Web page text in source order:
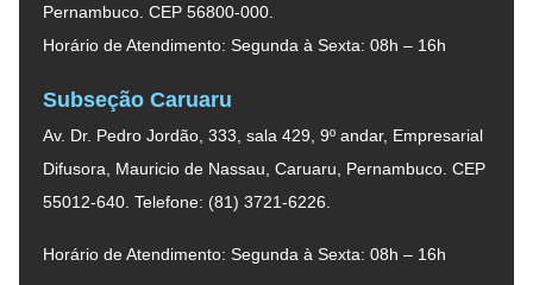
Pernambuco. CEP 56800-000.
Horário de Atendimento: Segunda à Sexta: 08h – 16h
Subseção Caruaru
Av. Dr. Pedro Jordão, 333, sala 429, 9º andar, Empresarial
Difusora, Mauricio de Nassau, Caruaru, Pernambuco. CEP
55012-640. Telefone: (81) 3721-6226.
Horário de Atendimento: Segunda à Sexta: 08h – 16h